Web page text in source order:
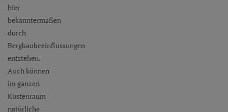
hier
bekanntermaßen
durch
Bergbaubeeinflussungen
entstehen.
Auch können
im ganzen
Küstenraum
natürliche